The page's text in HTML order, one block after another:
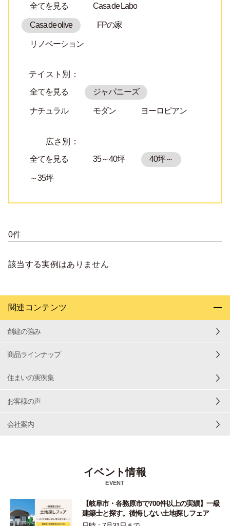
全てを見る
Casa de Labo
Casa de olive FPの家
リノベーション
テイスト別：
全てを見る
ジャパニーズ
ナチュラル モダン ヨーロピアン
広さ別：
全てを見る
35～40坪 40坪～
～35坪
0件
該当する実例はありません
関連コンテンツ
創建の強み
商品ラインナップ
住まいの実例集
お客様の声
会社案内
イベント情報
EVENT
【岐阜市・各務原市で700件以上の実績】一級
建築士と探す。後悔しない土地探しフェア